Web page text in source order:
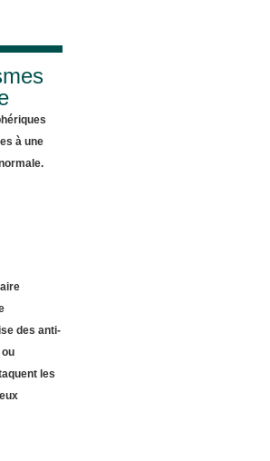
à une
des anti-
les